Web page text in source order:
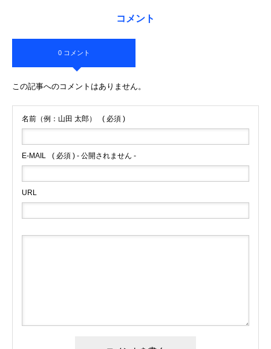
コメント
0 コメント
この記事へのコメントはありません。
名前（例：山田 太郎） ( 必須 )
E-MAIL ( 必須 ) - 公開されません -
URL